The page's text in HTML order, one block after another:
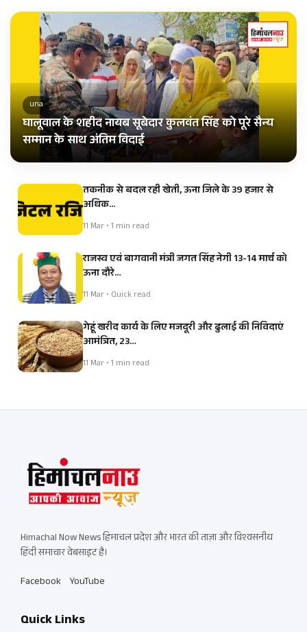
una
घालूवाल के शहीद नायब सूबेदार कुलवंत सिंह को पूरे सैन्य
सम्मान के साथ अंतिम विदाई
तकनीक से बदल रही खेती, ऊना जिले के 39 हजार से
अधिक…
11 Mar • 1 min read
राजस्व एवं बागवानी मंत्री जगत सिंह नेगी 13-14 मार्च को
ऊना दौरे…
11 Mar • Quick read
गेहूं खरीद कार्य के लिए मजदूरी और ढुलाई की निविदाएं
आमंत्रित, 23…
11 Mar • 1 min read
Himachal Now News हिमाचल प्रदेश और भारत की ताज़ा और विश्वसनीय
हिंदी समाचार वेबसाइट है।
Facebook YouTube
Quick Links